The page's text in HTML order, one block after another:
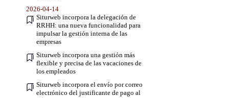
2026-04-14
Siturweb incorpora la delegación de
RRHH: una nueva funcionalidad para
impulsar la gestión interna de las
empresas
Siturweb incorpora una gestión más
flexible y precisa de las vacaciones de
los empleados
Siturweb incorpora el envío por correo
electrónico del justificante de pago al